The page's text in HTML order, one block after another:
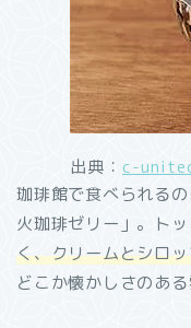
出典： c-
珈琲館で食べられる
火珈琲ゼリー」。ト
く、クリームとシロ
どこか懐かしさのある